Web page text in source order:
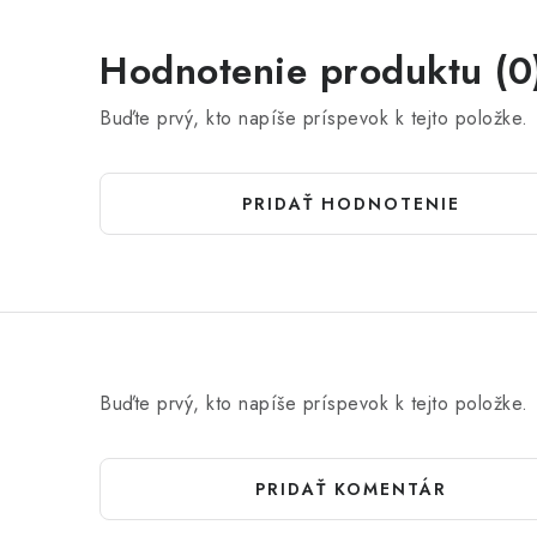
Hodnotenie produktu
Buďte prvý, kto napíše príspevok k tejto položke.
PRIDAŤ HODNOTENIE
Buďte prvý, kto napíše príspevok k tejto položke.
PRIDAŤ KOMENTÁR